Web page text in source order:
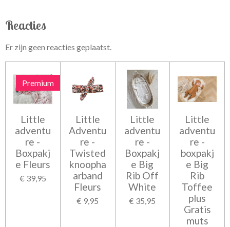
Reacties
Er zijn geen reacties geplaatst.
Premium
Little
adventu
re -
Boxpakj
e Fleurs
€ 39,95
Little
Adventu
re -
Twisted
knoopha
arband
Fleurs
€ 9,95
Little
adventu
re -
Boxpakj
e Big
Rib Off
White
€ 35,95
Little
adventu
re -
boxpakj
e Big
Rib
Toffee
plus
Gratis
muts